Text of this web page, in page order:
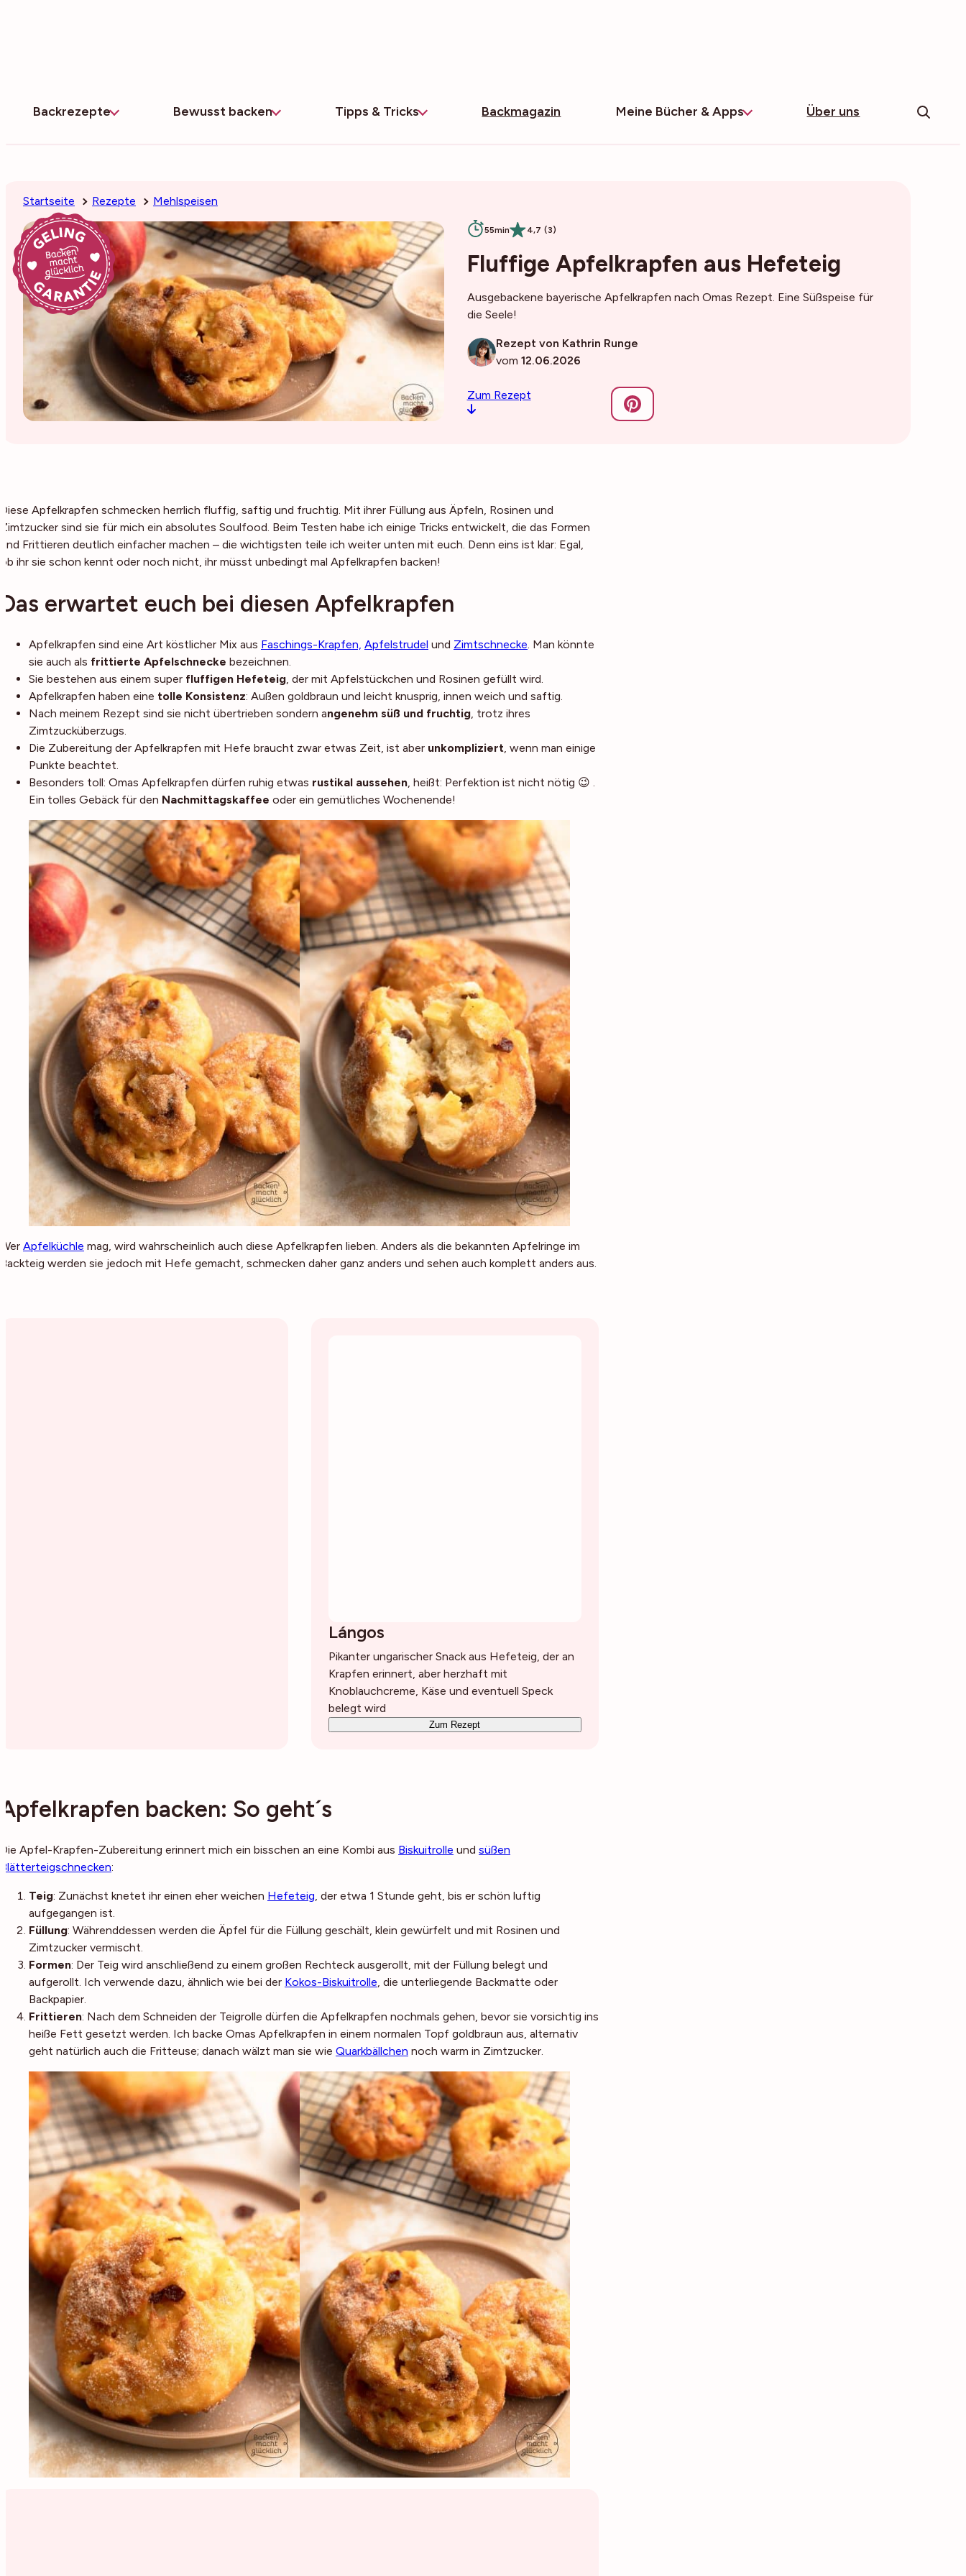
Backrezepte Bewusst backen Tipps & Tricks Backmagazin Meine Bücher & Apps Über uns
Startseite Rezepte Mehlspeisen
55min 4,7 (3)
Fluffige Apfelkrapfen aus Hefeteig
Ausgebackene bayerische Apfelkrapfen nach Omas Rezept. Eine Süßspeise für
die Seele!
Rezept von Kathrin Runge
vom 12.06.2026
Zum Rezept
Diese Apfelkrapfen schmecken herrlich fluffig, saftig und fruchtig. Mit ihrer Füllung aus Äpfeln, Rosinen und
Zimtzucker sind sie für mich ein absolutes Soulfood. Beim Testen habe ich einige Tricks entwickelt, die das Formen
und Frittieren deutlich einfacher machen – die wichtigsten teile ich weiter unten mit euch. Denn eins ist klar: Egal,
ob ihr sie schon kennt oder noch nicht, ihr müsst unbedingt mal Apfelkrapfen backen!
Das erwartet euch bei diesen Apfelkrapfen
Apfelkrapfen sind eine Art köstlicher Mix aus Faschings-Krapfen, Apfelstrudel und Zimtschnecke. Man könnte
sie auch als frittierte Apfelschnecke bezeichnen.
Sie bestehen aus einem super fluffigen Hefeteig, der mit Apfelstückchen und Rosinen gefüllt wird.
Apfelkrapfen haben eine tolle Konsistenz: Außen goldbraun und leicht knusprig, innen weich und saftig.
Nach meinem Rezept sind sie nicht übertrieben sondern angenehm süß und fruchtig, trotz ihres
Zimtzucküberzugs.
Die Zubereitung der Apfelkrapfen mit Hefe braucht zwar etwas Zeit, ist aber unkompliziert, wenn man einige
Punkte beachtet.
Besonders toll: Omas Apfelkrapfen dürfen ruhig etwas rustikal aussehen, heißt: Perfektion ist nicht nötig 😉 .
Ein tolles Gebäck für den Nachmittagskaffee oder ein gemütliches Wochenende!
Wer Apfelküchle mag, wird wahrscheinlich auch diese Apfelkrapfen lieben. Anders als die bekannten Apfelringe im
Backteig werden sie jedoch mit Hefe gemacht, schmecken daher ganz anders und sehen auch komplett anders aus.
Lángos
Pikanter ungarischer Snack aus Hefeteig, der an
Krapfen erinnert, aber herzhaft mit
Knoblauchcreme, Käse und eventuell Speck
belegt wird
Zum Rezept
Apfelkrapfen backen: So geht´s
Die Apfel-Krapfen-Zubereitung erinnert mich ein bisschen an eine Kombi aus Biskuitrolle und süßen
Blätterteigschnecken:
Teig: Zunächst knetet ihr einen eher weichen Hefeteig, der etwa 1 Stunde geht, bis er schön luftig
aufgegangen ist.
Füllung: Währenddessen werden die Äpfel für die Füllung geschält, klein gewürfelt und mit Rosinen und
Zimtzucker vermischt.
Formen: Der Teig wird anschließend zu einem großen Rechteck ausgerollt, mit der Füllung belegt und
aufgerollt. Ich verwende dazu, ähnlich wie bei der Kokos-Biskuitrolle, die unterliegende Backmatte oder
Backpapier.
Frittieren: Nach dem Schneiden der Teigrolle dürfen die Apfelkrapfen nochmals gehen, bevor sie vorsichtig ins
heiße Fett gesetzt werden. Ich backe Omas Apfelkrapfen in einem normalen Topf goldbraun aus, alternativ
geht natürlich auch die Fritteuse; danach wälzt man sie wie Quarkbällchen noch warm in Zimtzucker.